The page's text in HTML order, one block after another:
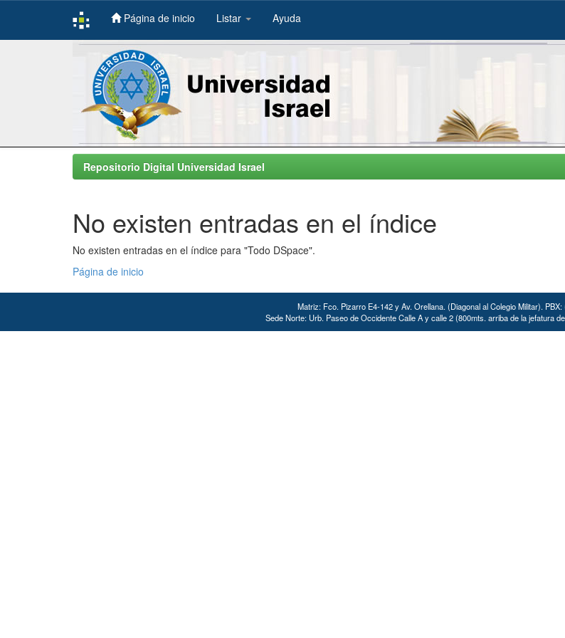
Skip
Página de inicio Listar Ayuda
Repositorio Digital Universidad Israel
No existen entradas en el índice
No existen entradas en el índice para "Todo DSpace".
Página de inicio
Matriz: Fco. Pizarro E4-142 y Av. Orellana. (Diagonal al Colegio Militar).
Sede Norte: Urb. Paseo de Occidente Calle A y calle 2 (800mts. arriba de la jefatura